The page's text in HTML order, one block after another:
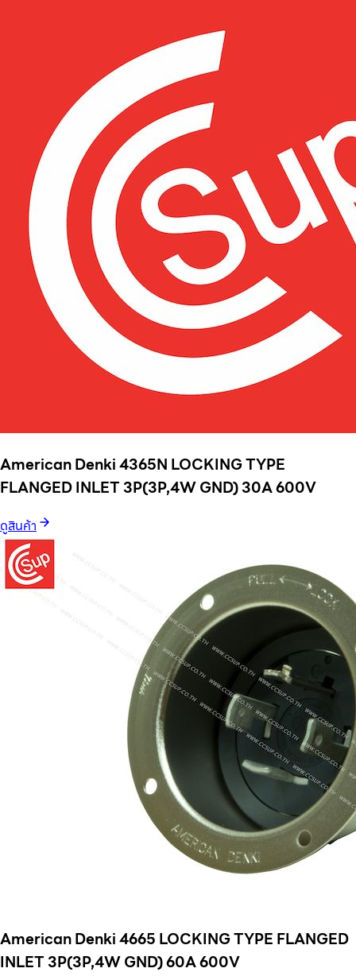
American Denki 4365N LOCKING TYPE
FLANGED INLET 3P(3P,4W GND) 30A 600V
ดูสินค้า
American Denki 4665 LOCKING TYPE FLANGED
INLET 3P(3P,4W GND) 60A 600V